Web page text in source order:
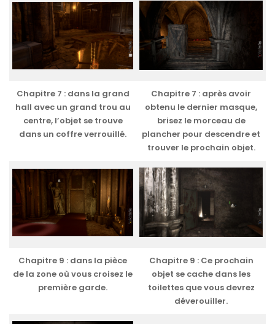
Chapitre 7 : dans la grand
hall avec un grand trou au
centre, l’objet se trouve
dans un coffre verrouillé.
Chapitre 7 : après avoir
obtenu le dernier masque,
brisez le morceau de
plancher pour descendre et
trouver le prochain objet.
Chapitre 9 : dans la pièce
de la zone où vous croisez le
première garde.
Chapitre 9 : Ce prochain
objet se cache dans les
toilettes que vous devrez
déverouiller.